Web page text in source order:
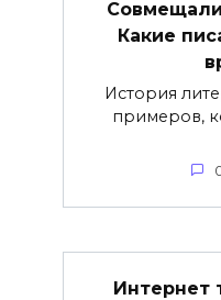
Какие
История
примеров,
Интернет